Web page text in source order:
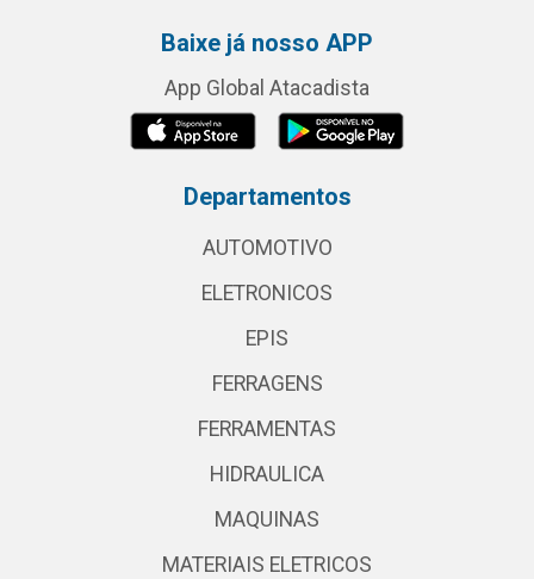
Baixe já nosso APP
App Global Atacadista
Departamentos
AUTOMOTIVO
ELETRONICOS
EPIS
FERRAGENS
FERRAMENTAS
HIDRAULICA
MAQUINAS
MATERIAIS ELETRICOS